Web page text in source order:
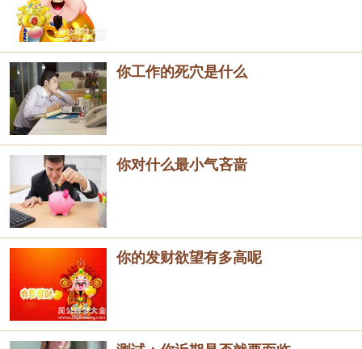
你工作的死穴是什么
你对什么最小气吝啬
你的发财欲望有多高呢